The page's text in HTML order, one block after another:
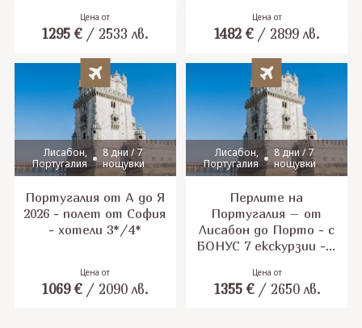
рецепти за
приготвянето на
треска, полята с
много вино!
Цена от
1295 €/2533 лв.
Цена от
1482 €/2899 лв.
Лисабон,
Португалия
8 дни / 7
нощувки
Португалия от А до Я
2026 - полет от София
- хотели 3*/4*
Цена от
1069 €/ 2090 лв.
Лисабон,
Португалия
8 дни / 7
нощувки
Перлите на
Португалия – от
Лисабон до Порто - с
БОНУС 7 екскурзии - с
Цена от
1355 €/ 2650 лв.